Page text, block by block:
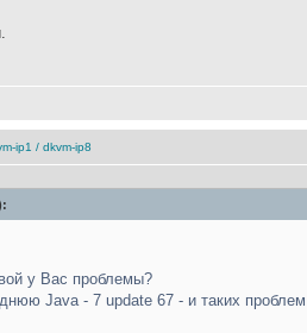
ip1 / dkvm-ip8
у Вас проблемы?
Java - 7 update 67 - и таких